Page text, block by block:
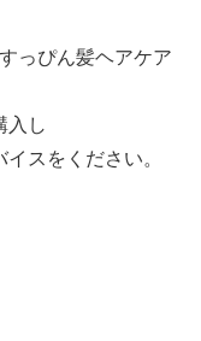
っぴん髪ヘアケア
入し
スをください。